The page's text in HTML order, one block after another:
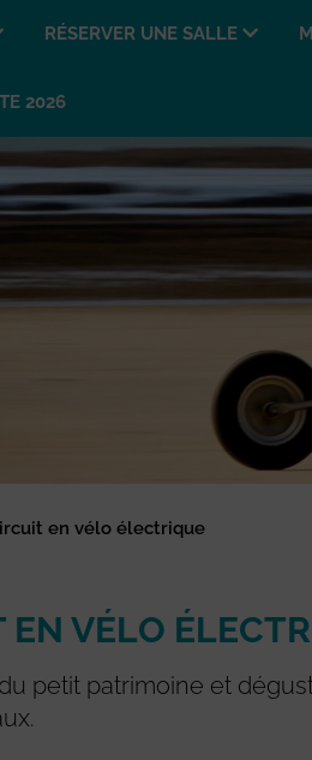
RÉSERVER UNE SALLE
2026
en vélo électrique
EN VÉLO
petit patrimoine et